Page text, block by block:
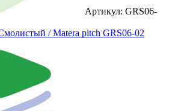
Артикул: GRS06-
/ Matera pitch GRS06-02